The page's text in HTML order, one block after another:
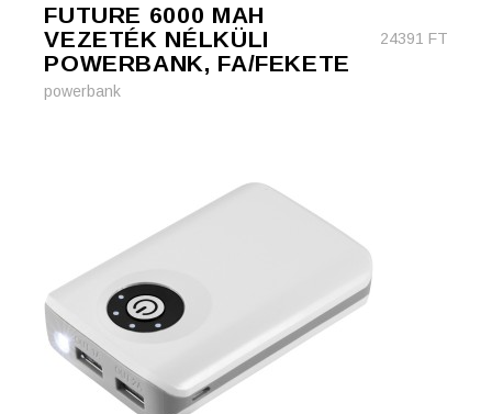
FUTURE 6000 MAH
VEZETÉK NÉLKÜLI
POWERBANK, FA/FEKETE
24391 FT
powerbank